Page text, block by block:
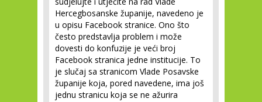
Hercegbosanske županije, navedeno je
u opisu Facebook stranice. Ono što
često predstavlja problem i može
dovesti do konfuzije je veći broj
Facebook stranica jedne institucije. To
je slučaj sa stranicom Vlade Posavske
županije koja, pored navedene, ima još
jednu stranicu koja se ne ažurira